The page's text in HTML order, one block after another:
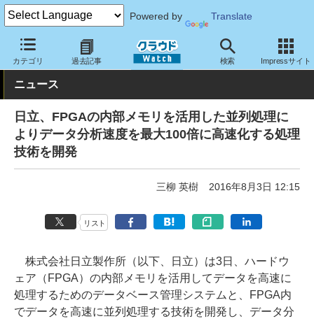
Powered by Translate
カテゴリ 過去記事 検索 Impressサイト
クラウド Watch トピック 研究開発
ニュース
日立、FPGAの内部メモリを活用した並列処理に
よりデータ分析速度を最大100倍に高速化する処理
技術を開発
三柳 英樹 2016年8月3日 12:15
リスト
株式会社日立製作所（以下、日立）は3日、ハードウ
ェア（FPGA）の内部メモリを活用してデータを高速に
処理するためのデータベース管理システムと、FPGA内
でデータを高速に並列処理する技術を開発し、データ分